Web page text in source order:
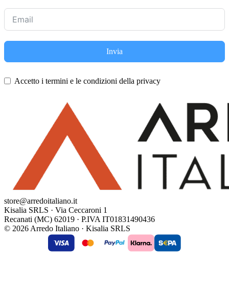
Invia
Accetto i termini e le condizioni della privacy
store@arredoitaliano.it
Kisalia SRLS · Via Ceccaroni 1
Recanati (MC) 62019 · P.IVA IT01831490436
© 2026 Arredo Italiano · Kisalia SRLS